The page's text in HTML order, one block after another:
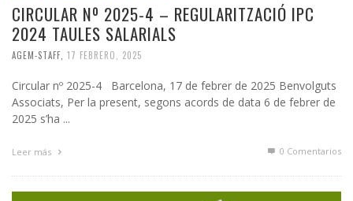
CIRCULAR Nº 2025-4 – REGULARITZACIÓ IPC
2024 TAULES SALARIALS
AGEM-STAFF 17 FEBRERO, 2025
Circular nº 2025-4 Barcelona, 17 de febrer de 2025 Benvolguts
Associats, Per la present, segons acords de data 6 de febrer de
2025 s’ha ...
Leer más 0 Comentarios